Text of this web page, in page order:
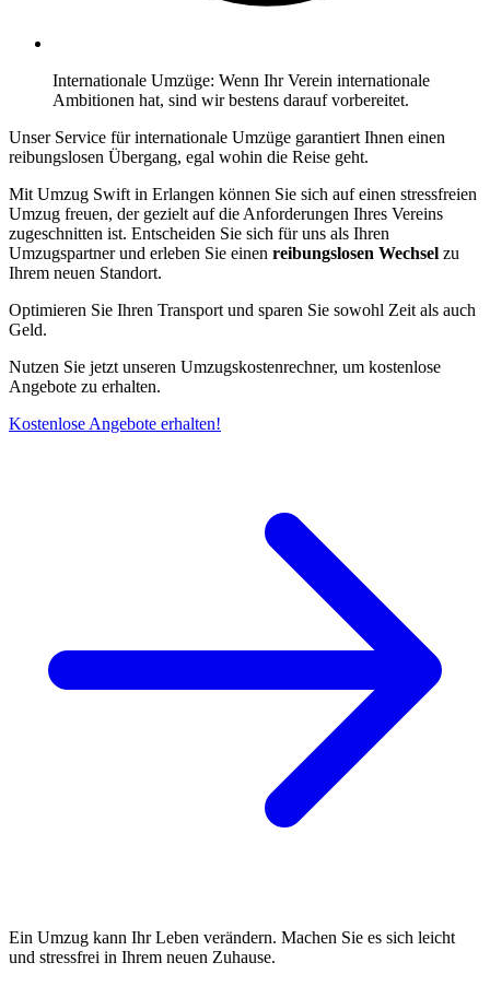
Internationale Umzüge: Wenn Ihr Verein internationale
Ambitionen hat, sind wir bestens darauf vorbereitet.
Unser Service für internationale Umzüge garantiert Ihnen einen
reibungslosen Übergang, egal wohin die Reise geht.
Mit Umzug Swift in Erlangen können Sie sich auf einen stressfreien
Umzug freuen, der gezielt auf die Anforderungen Ihres Vereins
zugeschnitten ist. Entscheiden Sie sich für uns als Ihren
Umzugspartner und erleben Sie einen reibungslosen Wechsel zu
Ihrem neuen Standort.
Optimieren Sie Ihren Transport und sparen Sie sowohl Zeit als auch
Geld.
Nutzen Sie jetzt unseren Umzugskostenrechner, um kostenlose
Angebote zu erhalten.
Kostenlose Angebote erhalten!
Ein Umzug kann Ihr Leben verändern. Machen Sie es sich leicht
und stressfrei in Ihrem neuen Zuhause.